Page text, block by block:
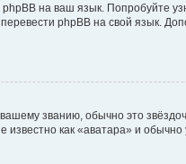
на ваш язык. Попробуйте
phpBB на свой язык.
званию, обычно это
как «аватара» и обычно